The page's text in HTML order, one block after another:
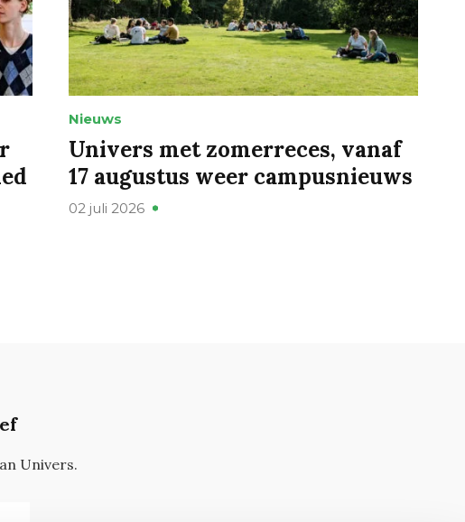
Nieuws
Univers met zomerreces, vanaf
17 augustus weer campusnieuws
02 juli 2026
Univers.